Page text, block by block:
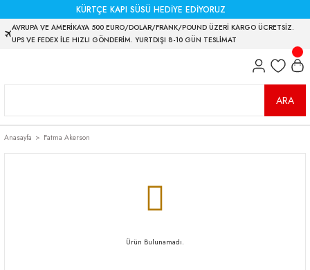
KÜRTÇE KAPI SÜSÜ HEDİYE EDİYORUZ
AVRUPA VE AMERİKAYA 500 EURO/DOLAR/FRANK/POUND ÜZERİ KARGO ÜCRETSİZ.
UPS VE FEDEX İLE HIZLI GÖNDERİM. YURTDIŞI 8-10 GÜN TESLİMAT
ARA
Anasayfa Fatma Akerson
Ürün Bulunamadı.